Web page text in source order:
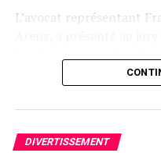
L’avocat représentant
prenant soin d’une
flagrant », a-t-il déclaré
Variety. »SansEmanuel
DIVERTISSEMENT